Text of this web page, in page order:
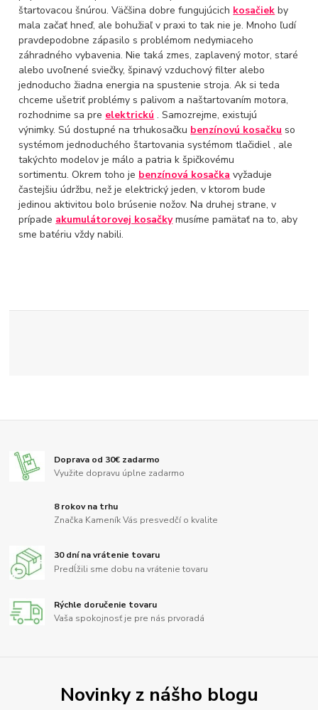
štartovacou šnúrou. Väčšina dobre fungujúcich kosačiek by
mala začať hneď, ale bohužiaľ v praxi to tak nie je. Mnoho ľudí
pravdepodobne zápasilo s problémom nedymiaceho
záhradného vybavenia. Nie taká zmes, zaplavený motor, staré
alebo uvoľnené sviečky, špinavý vzduchový filter alebo
jednoducho žiadna energia na spustenie stroja. Ak si teda
chceme ušetriť problémy s palivom a naštartovaním motora,
rozhodnime sa pre elektrickú . Samozrejme, existujú
výnimky. Sú dostupné na trhukosačku benzínovú kosačku so
systémom jednoduchého štartovania systémom tlačidiel , ale
takýchto modelov je málo a patria k špičkovému
sortimentu. Okrem toho je benzínová kosačka vyžaduje
častejšiu údržbu, než je elektrický jeden, v ktorom bude
jedinou aktivitou bolo brúsenie nožov. Na druhej strane, v
prípade akumulátorovej kosačkymusíme pamätať na to, aby
sme batériu vždy nabili.
Doprava od 30€ zadarmo
Využite dopravu úplne zadarmo
8 rokov na trhu
Značka Kameník Vás presvedčí o kvalite
30 dní na vrátenie tovaru
Predĺžili sme dobu na vrátenie tovaru
Rýchle doručenie tovaru
Vaša spokojnosť je pre nás prvoradá
Novinky z nášho blogu